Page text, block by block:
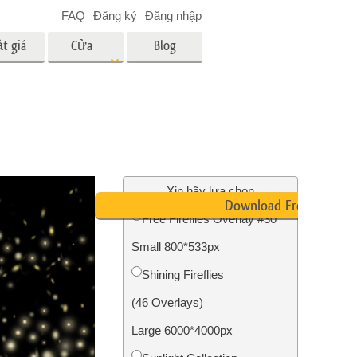
ảnh Dịch vụ phục hồi ảnh
giá Cửa
trẻ
Blog
FAQ Đăng ký Đăng nhập
Xin hãy lựa chọn
Free Fireflies Overlay #30
Small 800*533px
Shining Fireflies
(46 Overlays)
Large 6000*4000px
Download Free